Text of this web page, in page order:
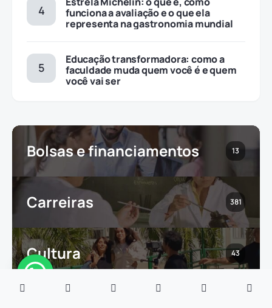
funciona a avaliação e o que ela
representa na gastronomia mundial
Educação transformadora: como a
faculdade muda quem você é e quem
você vai ser
Bolsas e financiamentos 13
Carreiras 381
Cultura 43